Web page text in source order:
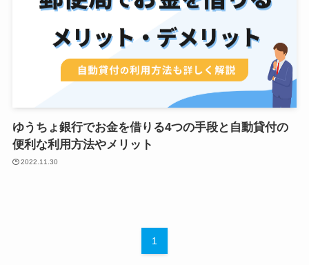
ゆうちょ銀行でお金を借りる4つの手段と自動貸付の
便利な利用方法やメリット
2022.11.30
1